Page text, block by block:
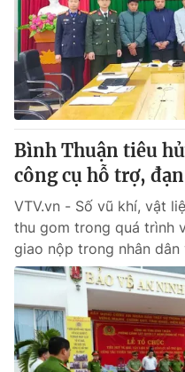
VTV Sức khoẻ
Thị trường 24h
VTV4
VTV9
Liên hệ tòa soạn
THỜI BÁO VTV
Theo dõi báo trên
Bình Thuận tiêu
công cụ hỗ trợ,
VTV.vn - Số vũ khí, vật
thu gom trong quá trình
giao nộp trong nhân